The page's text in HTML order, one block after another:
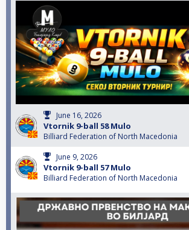
June 16, 2026
Vtornik 9-ball 58 Mulo
Billiard Federation of North Macedonia
June 9, 2026
Vtornik 9-ball 57 Mulo
Billiard Federation of North Macedonia